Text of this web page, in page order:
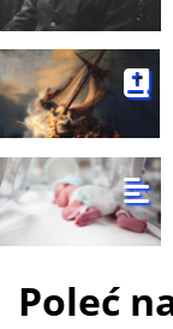
Poleć